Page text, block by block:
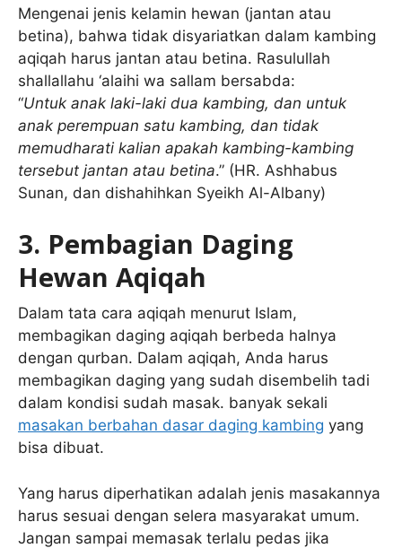
Mengenai jenis kelamin hewan (jantan atau
betina), bahwa tidak disyariatkan dalam kambing
aqiqah harus jantan atau betina. Rasulullah
shallallahu ‘alaihi wa sallam bersabda:
“Untuk anak laki-laki dua kambing, dan untuk
anak perempuan satu kambing, dan tidak
memudharati kalian apakah kambing-kambing
tersebut jantan atau betina.” (HR. Ashhabus
Sunan, dan dishahihkan Syeikh Al-Albany)
3. Pembagian Daging
Hewan Aqiqah
Dalam tata cara aqiqah menurut Islam,
membagikan daging aqiqah berbeda halnya
dengan qurban. Dalam aqiqah, Anda harus
membagikan daging yang sudah disembelih tadi
dalam kondisi sudah masak. banyak sekali
masakan berbahan dasar daging kambing yang
bisa dibuat.
Yang harus diperhatikan adalah jenis masakannya
harus sesuai dengan selera masyarakat umum.
Jangan sampai memasak terlalu pedas jika